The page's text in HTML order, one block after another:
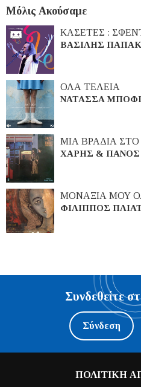
Μόλις Ακούσαμε
ΚΑΣΕΤΕΣ :
ΒΑΣΙΛΗΣ
ΟΛΑ ΤΕΛΕΙΑ
ΝΑΤΑΣΣΑ
ΜΙΑ ΒΡΑΔΙΑ ΣΤΟ
ΧΑΡΗΣ & ΠΑΝΟΣ
ΜΟΝΑΞΙΑ ΜΟΥ
ΦΙΛΙΠΠΟΣ
Συνδεθείτε
Σύνδεση
ΠΟΛΙΤΙΚΗ